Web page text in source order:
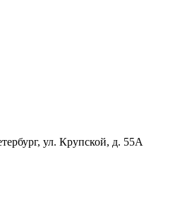
ул. Крупской, д. 55А